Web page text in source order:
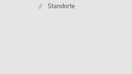
Standorte